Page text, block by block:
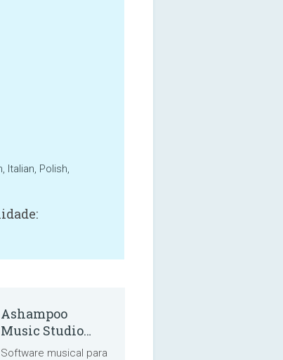
Italian, Polish,
Ashampoo
Music Studio
2025
Software musical para